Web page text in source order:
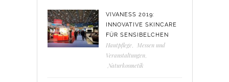
VIVANESS 2019:
INNOVATIVE SKINCARE
FÜR SENSIBELCHEN
Hautpflege,
Messen und
Veranstaltungen,
Naturkosmetik